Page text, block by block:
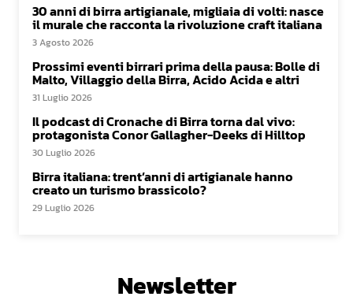
30 anni di birra artigianale, migliaia di volti: nasce
il murale che racconta la rivoluzione craft italiana
3 Agosto 2026
Prossimi eventi birrari prima della pausa: Bolle di
Malto, Villaggio della Birra, Acido Acida e altri
31 Luglio 2026
Il podcast di Cronache di Birra torna dal vivo:
protagonista Conor Gallagher-Deeks di Hilltop
30 Luglio 2026
Birra italiana: trent’anni di artigianale hanno
creato un turismo brassicolo?
29 Luglio 2026
Newsletter